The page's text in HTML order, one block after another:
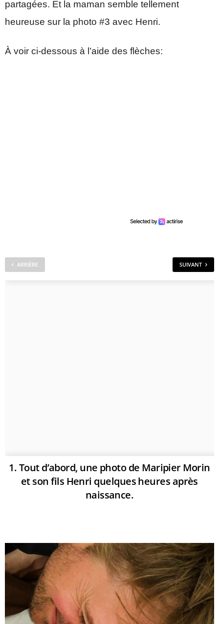
partagées. Et la maman semble tellement
heureuse sur la photo #3 avec Henri.
À voir ci-dessous à l’aide des flèches:
ARRIÈRE SUIVANT
1. Tout d’abord, une photo de Maripier Morin
et son fils Henri quelques heures après
naissance.